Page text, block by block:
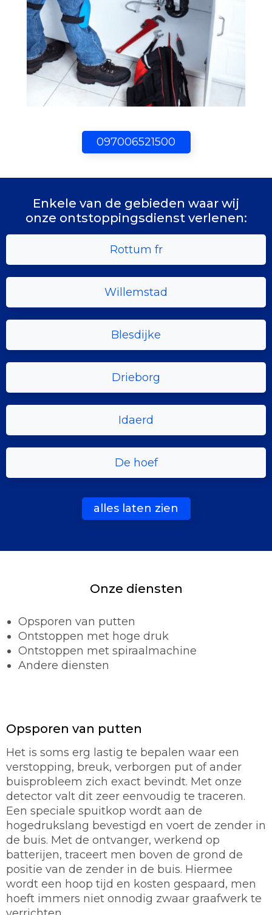
097006521500
Enkele van de gebieden waar wij
onze ontstoppingsdienst verlenen:
Rottum fr
Willemstad
Blesdijke
Drieborg
Idaerd
De hoef
alles laten zien
Onze diensten
Opsporen van putten
Ontstoppen met hoge druk
Ontstoppen met spiraalmachine
Andere diensten
Opsporen van putten
Het is soms erg lastig te bepalen waar een
verstopping, breuk, verborgen put of ander
buisprobleem zich exact bevindt. Met onze
detector valt dit zeer eenvoudig te traceren.
Een speciale spuitkop wordt aan de
hogedrukslang bevestigd en voert de zender in
de buis. Met de ontvanger, werkend op
batterijen, traceert men boven de grond de
positie van de zender in de buis. Hiermee
wordt een hoop tijd en kosten gespaard, men
hoeft immers niet onnodig zwaar graafwerk te